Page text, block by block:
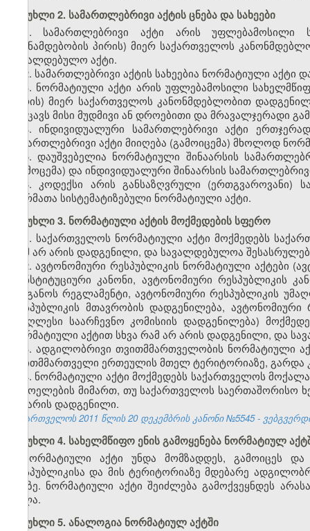
მუხლი 2. სამართლებრივი აქტის ცნება და სახეები
1. სამართლებრივი აქტი არის უფლებამოსილი
(თანამდებობის პირის) მიერ საქართველოს
სავალდებულო აქტი.
2. სამართლებრივი აქტის სახეებია ნორმატიული აქტი
3. ნორმატიული აქტი არის უფლებამოსილი
პირის) მიერ საქართველოს კანონმდებლობით
შეიცავს მისი მუდმივი ან დროებითი და მრავალჯერადი
4. ინდივიდუალური სამართლებრივი აქტი
სამართლებრივი აქტი მიიღება (გამოიცემა) მხოლოდ
5. დაუშვებელია ნორმატიული შინაარსის
(გამოცემა) და ინდივიდუალური შინაარსის
6. კოდექსი არის განსაზღვრული (ერთგვაროვანი)
ნორმათა სისტემატიზებული ნორმატიული აქტი.
მუხლი 3. ნორმატიული აქტის მოქმედების სფერო
1. საქართველოს ნორმატიული აქტი მოქმედებს
რამ არ არის დადგენილი, და სავალდებულოა
2. ავტონომიური რესპუბლიკის ნორმატიული აქტები
კონსტიტუციური კანონი, ავტონომიური რესპუბლიკის
ორგანოს რეგლამენტი, ავტონომიური რესპუბლიკის
რესპუბლიკის მთავრობის დადგენილება,
უმაღლესი საარჩევნო კომისიის დადგენილება)
ნორმატიული აქტით სხვა რამ არ არის დადგენილი, და
3. ადგილობრივი თვითმმართველობის ნორმატიული
თვითმმართველი ერთეულის მთელ ტერიტორიაზე, გარდა
4. ნორმატიული აქტი მოქმედებს საქართველოს
უცხოელების მიმართ, თუ საქართველოს საერთაშორისო
არ არის დადგენილი.
საქართველოს 2011 წლის 20 დეკემბრის კანონი №5545 -
მუხლი 4. სახელმწიფო ენის გამოყენება ნორმატიულ
ნორმატიული აქტი უნდა მომზადდეს, გამოიცეს
რესპუბლიკისა და მის ტერიტორიაზე მდებარე
ენაზე. ნორმატიული აქტი შეიძლება გამოქვეყნდეს
ძალა.
მუხლი 5. ანალოგია ნორმატიულ აქტში